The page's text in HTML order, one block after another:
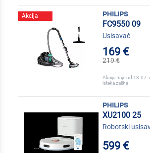
Akcija
philips
FC9550 09
Usisavač
169 €
219 €
Akcija traje od
isteka zaliha
philips
XU2100 25
Robotski
599 €